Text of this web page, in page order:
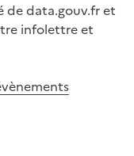
de data.gouv.fr et
infolettre et